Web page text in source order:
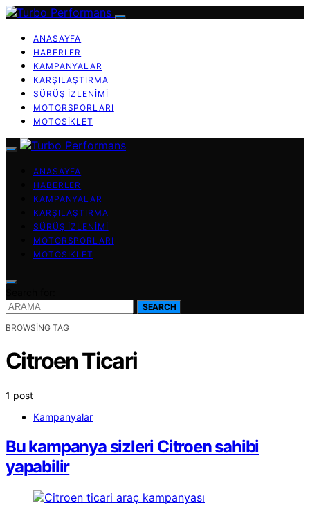
ANASAYFA
HABERLER
KAMPANYALAR
KARŞILAŞTIRMA
SÜRÜŞ İZLENIMI
MOTORSPORLARI
MOTOSIKLET
ANASAYFA
HABERLER
KAMPANYALAR
KARŞILAŞTIRMA
SÜRÜŞ İZLENIMI
MOTORSPORLARI
MOTOSIKLET
SEARCH
BROWSING TAG
Citroen Ticari
1 post
Kampanyalar
Bu kampanya sizleri Citroen sahibi
yapabilir